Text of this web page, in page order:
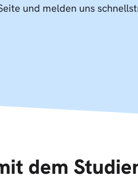
und melden uns
dem